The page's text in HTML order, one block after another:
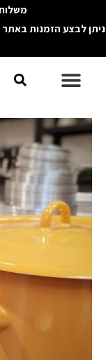
לתוכן
משלוח
ניתן לבצע הזמנות
תפריט
כמות
של
סיר
אמייל
בינוני
לממולאים